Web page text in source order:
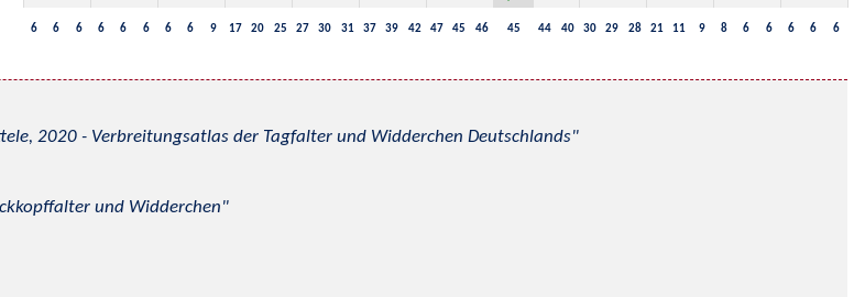
6 6 6 6 6 6 6 6 9 17 20 25 27 30 31 37 39 42 47 45 46 45 44 40 30 29 28 21 11 9 8 6 6 6 6 6
2020 - Verbreitungsatlas der Tagfalter und Widderchen Deutschlands
und Widderchen